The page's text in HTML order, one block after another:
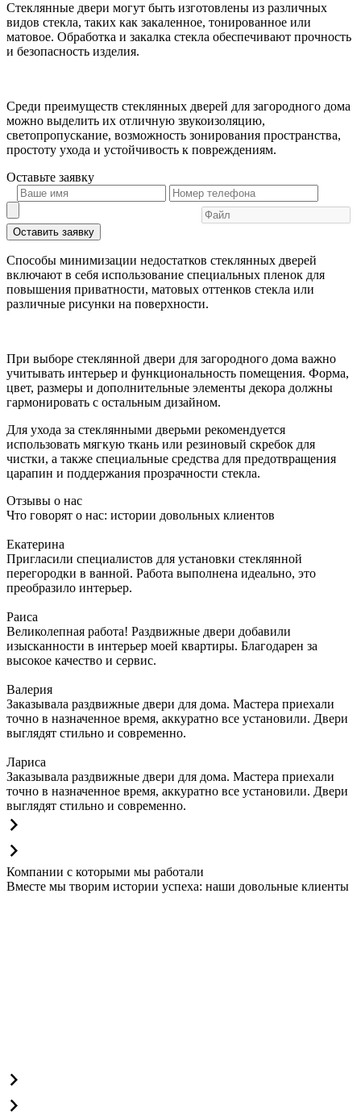
Стеклянные двери могут быть изготовлены из различных
видов стекла, таких как закаленное, тонированное или
матовое. Обработка и закалка стекла обеспечивают прочность
и безопасность изделия.
Среди преимуществ стеклянных дверей для загородного дома
можно выделить их отличную звукоизоляцию,
светопропускание, возможность зонирования пространства,
простоту ухода и устойчивость к повреждениям.
Оставьте заявку
Оставить заявку
Способы минимизации недостатков стеклянных дверей
включают в себя использование специальных пленок для
повышения приватности, матовых оттенков стекла или
различные рисунки на поверхности.
При выборе стеклянной двери для загородного дома важно
учитывать интерьер и функциональность помещения. Форма,
цвет, размеры и дополнительные элементы декора должны
гармонировать с остальным дизайном.
Для ухода за стеклянными дверьми рекомендуется
использовать мягкую ткань или резиновый скребок для
чистки, а также специальные средства для предотвращения
царапин и поддержания прозрачности стекла.
Отзывы о нас
Что говорят о нас: истории довольных клиентов
Екатерина
Пригласили специалистов для установки стеклянной
перегородки в ванной. Работа выполнена идеально, это
преобразило интерьер.
Раиса
Великолепная работа! Раздвижные двери добавили
изысканности в интерьер моей квартиры. Благодарен за
высокое качество и сервис.
Валерия
Заказывала раздвижные двери для дома. Мастера приехали
точно в назначенное время, аккуратно все установили. Двери
выглядят стильно и современно.
Лариса
Заказывала раздвижные двери для дома. Мастера приехали
точно в назначенное время, аккуратно все установили. Двери
выглядят стильно и современно.
Компании с которыми мы работали
Вместе мы творим истории успеха: наши довольные клиенты